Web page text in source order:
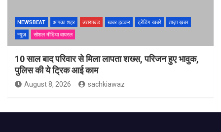
NEWSBEAT आपका शहर उत्तराखंड खबर हटकर ट्रेंडिंग खबरें
ताज़ा ख़बर
न्यूज़
सोशल मीडिया वायरल
10 साल बाद परिवार से मिला लापता शख्स, परिजन हुए भावुक,
पुलिस की ये ट्रिक आई काम
August 8, 2026 sachkiawaz